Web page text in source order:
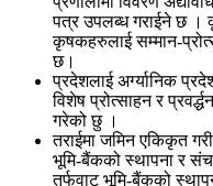
पत्र उपलब्ध गराईने छ ।
कृषकहरुलाई सम्मान-
छ।
प्रदेशलाई अर्ग्यानिक
विशेष प्रोत्साहन र
गरेको छु ।
तराईमा जमिन एकिकृत
भूमि-बैंकको स्थापना र
तर्फवाट भूमि-बैंकको